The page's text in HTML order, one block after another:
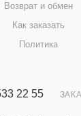
Возврат и обмен
Как заказать
Политика
22 55